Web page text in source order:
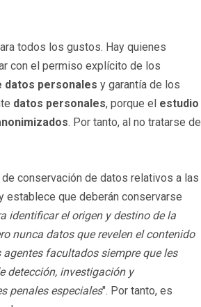
todos los gustos. Hay quienes
con el permiso explícito de los
datos personales y garantía de los
datos personales, porque el estudio
. Por tanto, al no tratarse de
conservación de datos relativos a las
establece que deberán conservarse
identificar el origen y destino de la
nunca datos que revelen el contenido
facultados siempre que les
detección, investigación y
penales especiales". Por tanto, es